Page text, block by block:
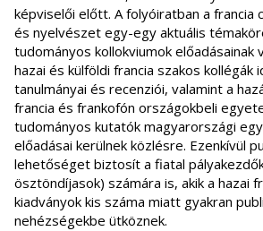
képviselői előtt. A folyóiratban a francia
és nyelvészet egy-egy aktuális
tudományos kollokviumok előadásainak
hazai és külföldi francia szakos kollégák
tanulmányai és recenziói, valamint a
francia és frankofón országokbeli
tudományos kutatók magyarországi
előadásai kerülnek közlésre. Ezenkívül
lehetőséget biztosít a fiatal
ösztöndíjasok) számára is, akik a hazai
kiadványok kis száma miatt gyakran
nehézségekbe ütköznek.